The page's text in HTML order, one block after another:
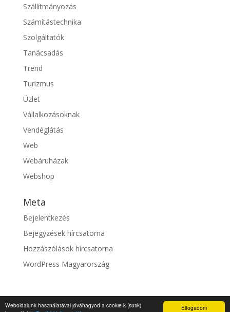
Elfogadom
Weboldalunk használatával jóváhagyod a cookie-k (sütik)
Szállítmányozás
Számítástechnika
Szolgáltatók
Tanácsadás
Trend
Turizmus
Üzlet
Vállalkozásoknak
Vendéglátás
Web
Webáruházak
Webshop
Meta
Bejelentkezés
Bejegyzések hírcsatorna
Hozzászólások hírcsatorna
WordPress Magyarország